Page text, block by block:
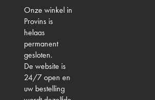
Onze winkel in
Provins is
helaas
permanent
gesloten.
De website is
24/7 open en
uw bestelling